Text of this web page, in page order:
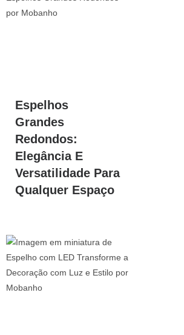
Espelhos
Grandes
Redondos:
Elegância E
Versatilidade Para
Qualquer Espaço